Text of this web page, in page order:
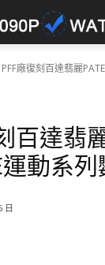
PFF廠復刻百達翡麗
百達翡
運動系
日